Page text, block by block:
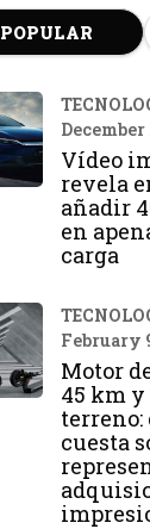
POPULAR
December
Vídeo
revela
añadir
en
carga
February
Motor
45 km y
terreno:
cuesta